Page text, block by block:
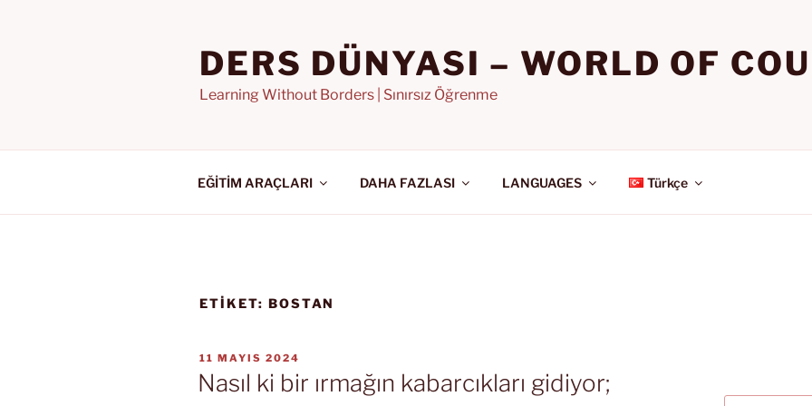
DERS DÜNYASI – WORLD OF
Learning Without Borders | Sınırsız Öğrenme
EĞİTİM ARAÇLARI DAHA FAZLASI LANGUAGES Türkçe
ETIKET: BOSTAN
YAYIM
TARIHI
11 MAYIS 2024
Nasıl ki bir ırmağın kabarcıkları gidiyor;